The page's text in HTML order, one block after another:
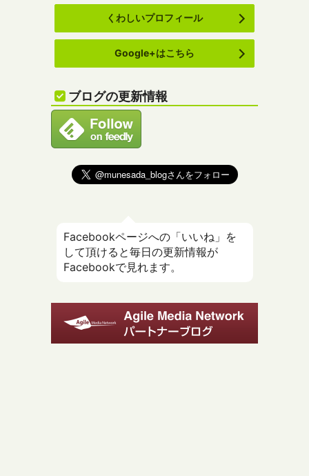
くわしいプロフィール
Google+はこちら
ブログの更新情報
Facebookページへの「いいね」を
して頂けると毎日の更新情報が
Facebookで見れます。